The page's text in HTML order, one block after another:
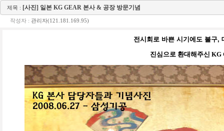
제목 : [사진] 일본 KG GEAR 본사 & 공장 방문기념
작성자 : 관리자(121.181.169.95)
전시회로 바쁜 시기에도 불구
진심으로 환대해주신 KG